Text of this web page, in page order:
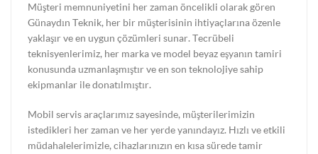
Müşteri memnuniyetini her zaman öncelikli olarak gören
Günaydın Teknik, her bir müşterisinin ihtiyaçlarına özenle
yaklaşır ve en uygun çözümleri sunar. Tecrübeli
teknisyenlerimiz, her marka ve model beyaz eşyanın tamiri
konusunda uzmanlaşmıştır ve en son teknolojiye sahip
ekipmanlar ile donatılmıştır.
Mobil servis araçlarımız sayesinde, müşterilerimizin
istedikleri her zaman ve her yerde yanındayız. Hızlı ve etkili
müdahalelerimizle, cihazlarınızın en kısa sürede tamir